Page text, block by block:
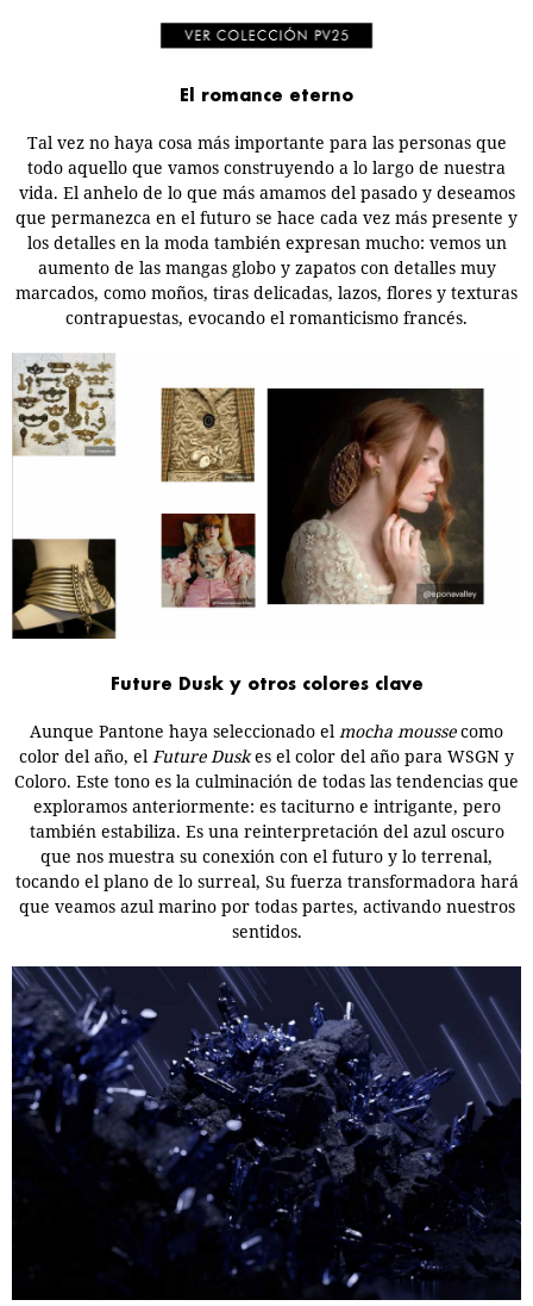
El romance eterno
Tal vez no haya cosa más importante para las personas que
todo aquello que vamos construyendo a lo largo de nuestra
vida. El anhelo de lo que más amamos del pasado y deseamos
que permanezca en el futuro se hace cada vez más presente y
los detalles en la moda también expresan mucho: vemos un
aumento de las mangas globo y zapatos con detalles muy
marcados, como moños, tiras delicadas, lazos, flores y texturas
contrapuestas, evocando el romanticismo francés.
Future Dusk y otros colores clave
Aunque Pantone haya seleccionado el mocha moussecomo
color del año, el Future Dusk es el color del año para WSGN y
Coloro. Este tono es la culminación de todas las tendencias que
exploramos anteriormente: es taciturno e intrigante, pero
también estabiliza. Es una reinterpretación del azul oscuro
que nos muestra su conexión con el futuro y lo terrenal,
tocando el plano de lo surreal, Su fuerza transformadora hará
que veamos azul marino por todas partes, activando nuestros
sentidos.